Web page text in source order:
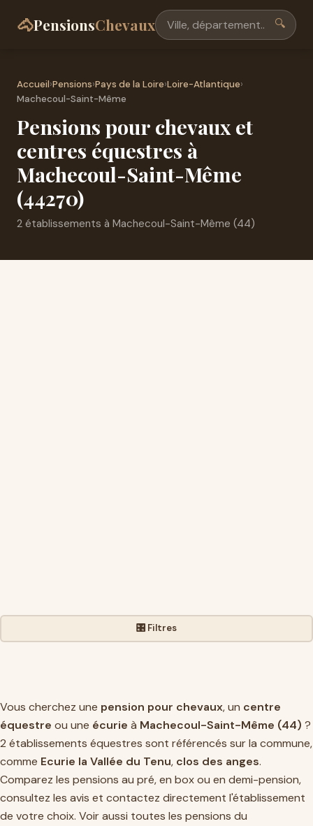
🐴PensionsChevaux 🔍
Accueil›Pensions›Pays de la Loire›Loire-Atlantique›
Machecoul-Saint-Même
Pensions pour chevaux et
centres équestres à
Machecoul-Saint-Même
(44270)
2 établissements à Machecoul-Saint-Même (44)
🎛️ Filtres
Vous cherchez une pension pour chevaux, un centre
équestre ou une écurie à Machecoul-Saint-Même (44) ?
2 établissements équestres sont référencés sur la commune,
comme Ecurie la Vallée du Tenu, clos des anges.
Comparez les pensions au pré, en box ou en demi-pension,
consultez les avis et contactez directement l'établissement
de votre choix. Voir aussi toutes les pensions du